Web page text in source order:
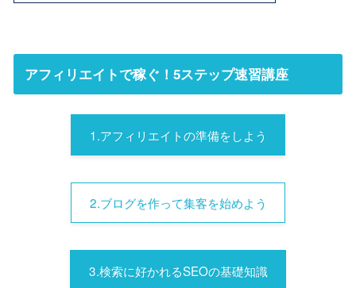
アフィリエイトで稼ぐ！5ステップ速習講座
1.アフィリエイトの準備をしよう
2.ブログを作って集客を始めよう
3.検索に好かれるSEOの基礎知識